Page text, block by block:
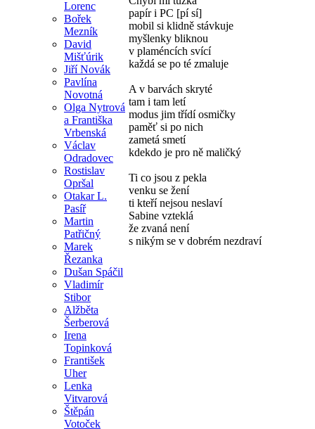
Lorenc
Bořek
Mezník
David
Mišťúrik
Jiří Novák
Pavlína
Novotná
Olga Nytrová
a Františka
Vrbenská
Václav
Odradovec
Rostislav
Opršal
Otakar L.
Pasíř
Martin
Patřičný
Marek
Řezanka
Dušan Spáčil
Vladimír
Stibor
Alžběta
Šerberová
Irena
Topinková
František
Uher
Lenka
Vitvarová
Štěpán
Votoček
papír i PC [pí sí]
mobil si klidně stávkuje
myšlenky bliknou
v plaméncích svící
každá se po té zmaluje
A v barvách skryté
tam i tam letí
modus jim třídí osmičky
paměť si po nich
zametá smetí
kdekdo je pro ně maličký
Ti co jsou z pekla
venku se žení
ti kteří nejsou neslaví
Sabine vzteklá
že zvaná není
s nikým se v dobrém nezdraví